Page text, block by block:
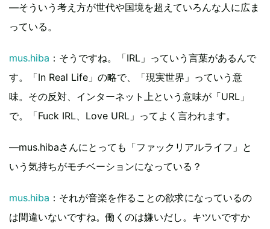
―そういう考え方が世代や国境を超えていろんな人に広ま
っている。
mus.hiba ：そうですね。「IRL」っていう言葉があるんで
す。「In Real Life」の略で、「現実世界」っていう意
味。その反対、インターネット上という意味が「URL」
で。「Fuck IRL、Love URL」ってよく言われます。
―mus.hibaさんにとっても「ファックリアルライフ」と
いう気持ちがモチベーションになっている？
mus.hiba ：それが音楽を作ることの欲求になっているの
は間違いないですね。働くのは嫌いだし。キツいですか